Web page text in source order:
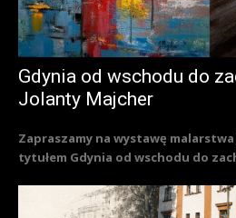
Gdynia od wschodu do
Jolanty Majcher
Zapraszamy na wystawę
tytułem Gdynia od wschodu do